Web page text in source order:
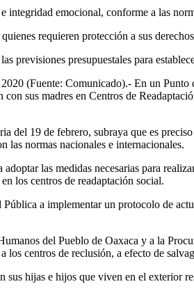
emocional, conforme a las
requieren protección a sus
previsiones presupuestales para
(Fuente: Comunicado).- En un
sus madres en Centros de
del 19 de febrero, subraya que es
las normas nacionales e internacionales.
las medidas necesarias para
los centros de readaptación social.
a implementar un protocolo de
del Pueblo de Oaxaca y a la
los centros de reclusión, a efecto de
sus hijas e hijos que viven en el exterior